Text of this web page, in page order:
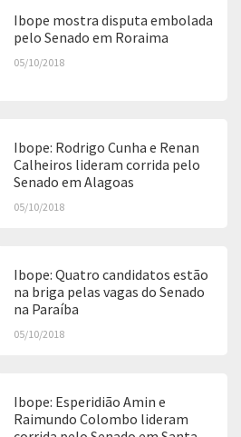
Ibope mostra disputa embolada
pelo Senado em Roraima
05/10/2018
Ibope: Rodrigo Cunha e Renan
Calheiros lideram corrida pelo
Senado em Alagoas
05/10/2018
Ibope: Quatro candidatos estão
na briga pelas vagas do Senado
na Paraíba
05/10/2018
Ibope: Esperidião Amin e
Raimundo Colombo lideram